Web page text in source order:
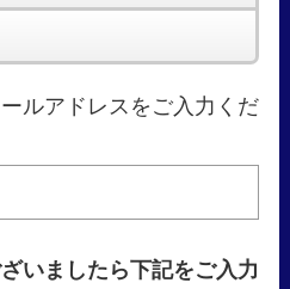
ルアドレスをご入力くだ
いましたら下記をご入力